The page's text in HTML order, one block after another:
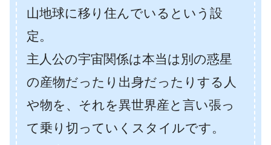
山地球に移り住んでいるという設
定。
主人公の宇宙関係は本当は別の惑星
の産物だったり出身だったりする人
や物を、それを異世界産と言い張っ
て乗り切っていくスタイルです。